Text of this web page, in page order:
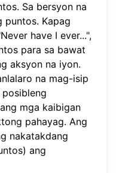
Sa bersyon na
puntos. Kapag
have I ever...",
para sa bawat
aksyon na iyon.
na mag-isip
mga kaibigan
pahayag. Ang
nakatakdang
ang